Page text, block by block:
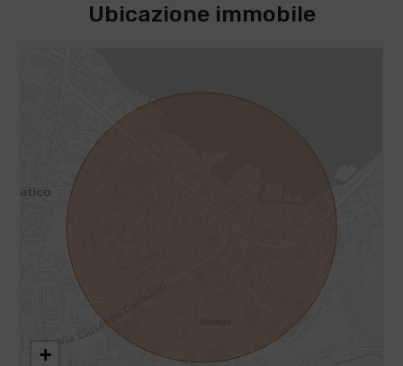
Ubicazione immobile
+